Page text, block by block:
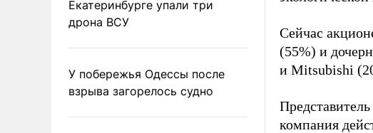
Екатеринбурге упали три
дрона ВСУ
У побережья Одессы после
взрыва загорелось судно
Сейчас
(55%) и
и Mitsubishi
компания